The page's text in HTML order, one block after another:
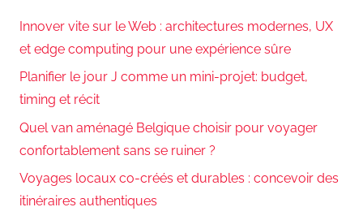
Innover vite sur le Web : architectures modernes, UX
et edge computing pour une expérience sûre
Planifier le jour J comme un mini-projet: budget,
timing et récit
Quel van aménagé Belgique choisir pour voyager
confortablement sans se ruiner ?
Voyages locaux co-créés et durables : concevoir des
itinéraires authentiques